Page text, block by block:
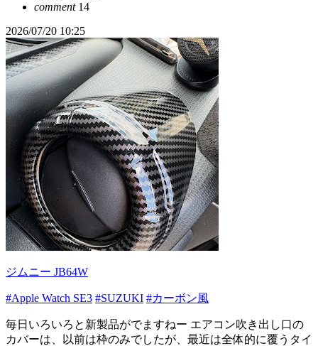
comment14
2026/07/20 10:25
ジムニー JB64W
#Apple Watch SE3 #SUZUKI #カーボン風
毎日いろいろと新製品がでますねー エアコン吹き出し口の
カバーは、以前は枠のみでしたが、最近は全体的に覆うタイ